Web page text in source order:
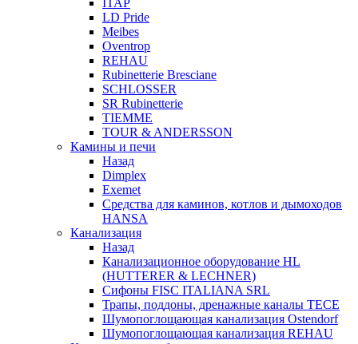
LD Pride
Meibes
Oventrop
REHAU
Rubinetterie Bresciane
SCHLOSSER
SR Rubinetterie
TIEMME
TOUR & ANDERSSON
Камины и печи
Назад
Dimplex
Exemet
Средства для каминов, котлов и дымоходов
HANSA
Канализация
Назад
Канализационное оборудование HL
(HUTTERER & LECHNER)
Сифоны FISC ITALIANA SRL
Трапы, поддоны, дренажные каналы TECE
Шумопоглощающая канализация Ostendorf
Шумопоглощающая канализация REHAU